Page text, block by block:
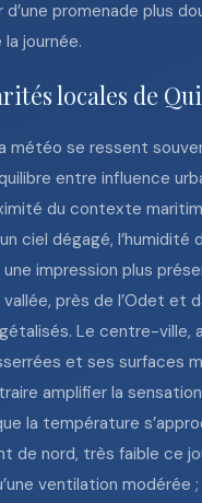
promenade plus
journée.
locales de
météo se ressent
entre influence
du contexte
ciel dégagé, l’humidité
impression plus
près de l’Odet et
Le centre-ville,
et ses surfaces
amplifier la
la température
de nord, très faible ce
ventilation modérée